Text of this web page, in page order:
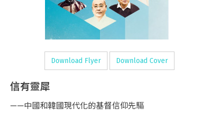
Download Flyer Download Cover
信有靈犀
——中國和韓國現代化的基督信仰先驅